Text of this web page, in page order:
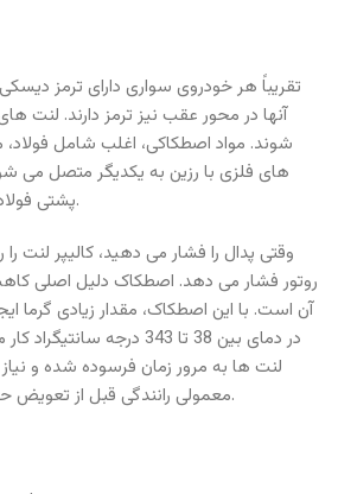
تقریباً هر خودروی سواری دارای ترمز
آنها در محور عقب نیز ترمز دارند. لنت
شوند. مواد اصطکاکی، اغلب شامل
های فلزی با رزین به یکدیگر متصل
پشتی فولادی جامد متصل می شوند.
وقتی پدال را فشار می دهید، کالیپر لنت
روتور فشار می دهد. اصطکاک دلیل اصلی
آن است. با این اصطکاک، مقدار زیادی گرما
در دمای بین 38 تا 343 درجه
لنت ها به مرور زمان فرسوده شده و
معمولی رانندگی قبل از تعویض حدود 60000 کیلومتر است.